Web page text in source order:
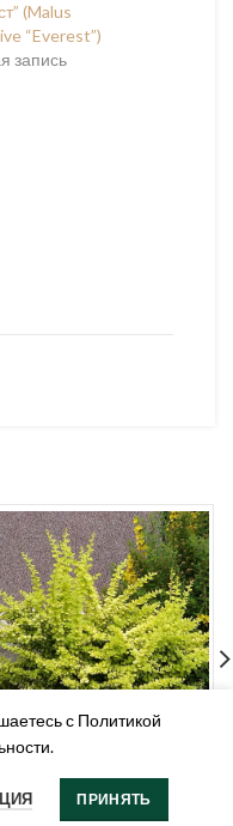
(Malus
“Everest”)
запись
Карпет” (Berberis
thunbergii “Golden
с Политикой
ПРИНЯТЬ